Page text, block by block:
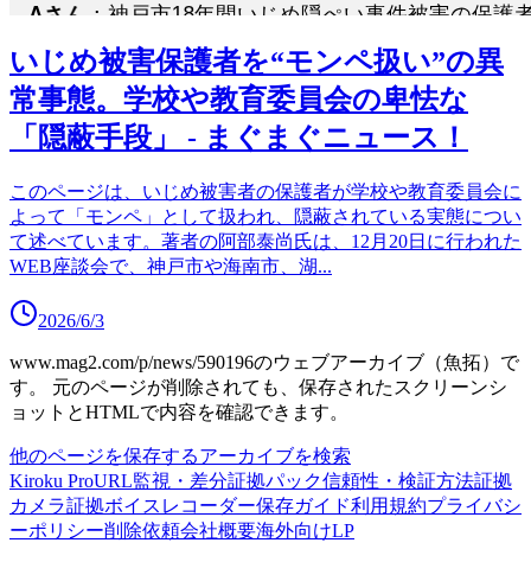
いじめ被害保護者を“モンペ扱い”の異
常事態。学校や教育委員会の卑怯な
「隠蔽手段」 - まぐまぐニュース！
このページは、いじめ被害者の保護者が学校や教育委員会に
よって「モンペ」として扱われ、隠蔽されている実態につい
て述べています。著者の阿部泰尚氏は、12月20日に行われた
WEB座談会で、神戸市や海南市、湖...
2026/6/3
www.mag2.com/p/news/590196のウェブアーカイブ（魚拓）で
す。
元のページが削除されても、保存されたスクリーンシ
ョットとHTMLで内容を確認できます。
他のページを保存するアーカイブを検索
Kiroku ProURL監視・差分証拠パック信頼性・検証方法証拠
カメラ証拠ボイスレコーダー保存ガイド利用規約プライバシ
ーポリシー削除依頼会社概要海外向けLP